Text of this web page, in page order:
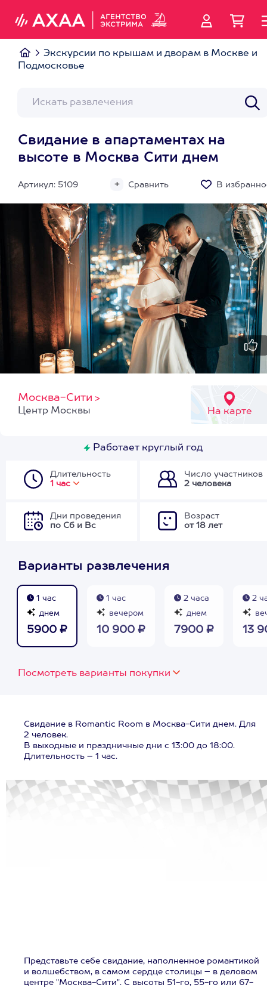
Экскурсии по крышам и дворам в Москве и
Подмосковье
Свидание в апартаментах на
высоте в Москва Сити днем
Артикул: 5109 Сравнить В
Москва-Сити >
На карте
Центр Москвы
Работает круглый год
Длительность
1 час
Число участников
2 человека
Дни проведения
по Сб и Вс
Возраст
от 18 лет
Варианты развлечения
1 час
днем
5900 ₽
1 час
вечером
10 900 ₽
2 часа
днем
7900 ₽
2
13
Посмотреть варианты покупки
Свидание в Romantic Room в Москва-Сити днем. Для
2 человек.
В выходные и праздничные дни с 13:00 до 18:00.
Длительность – 1 час.
Представьте себе свидание, наполненное романтикой
и волшебством, в самом сердце столицы – в деловом
центре "Москва-Сити". С высоты 51-го, 55-го или 67-